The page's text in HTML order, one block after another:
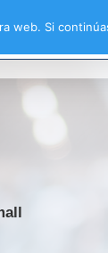
web. Si